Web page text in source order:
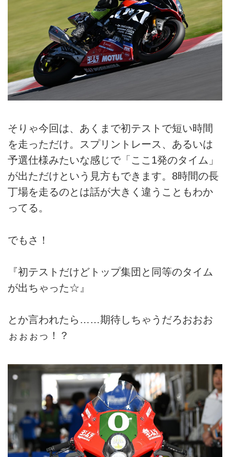
そりゃ今回は、あくまで初テストで短い時間
を走っただけ。スプリントレース、あるいは
予選仕様みたいな感じで「ここ1発のタイム」
が出ただけという見方もできます。8時間の長
丁場を走るのとは話が大きく違うこともわか
ってる。
でもさ！
『初テストだけどトップ集団と同等のタイム
が出ちゃった☆』
とか言われたら……期待しちゃうだろおおお
ぉぉぉっ！？